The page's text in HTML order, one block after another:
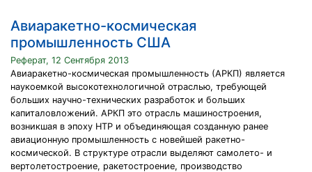
Авиаракетно-космическая
промышленность США
Реферат, 12 Сентября 2013
Авиаракетно-космическая промышленность (АРКП) является
наукоемкой высокотехнологичной отраслью, требующей
больших научно-технических разработок и больших
капиталовложений. АРКП это отрасль машиностроения,
возникшая в эпоху НТР и объединяющая созданную ранее
авиационную промышленность с новейшей ракетно-
космической. В структуре отрасли выделяют самолето- и
вертолетостроение, ракетостроение, производство